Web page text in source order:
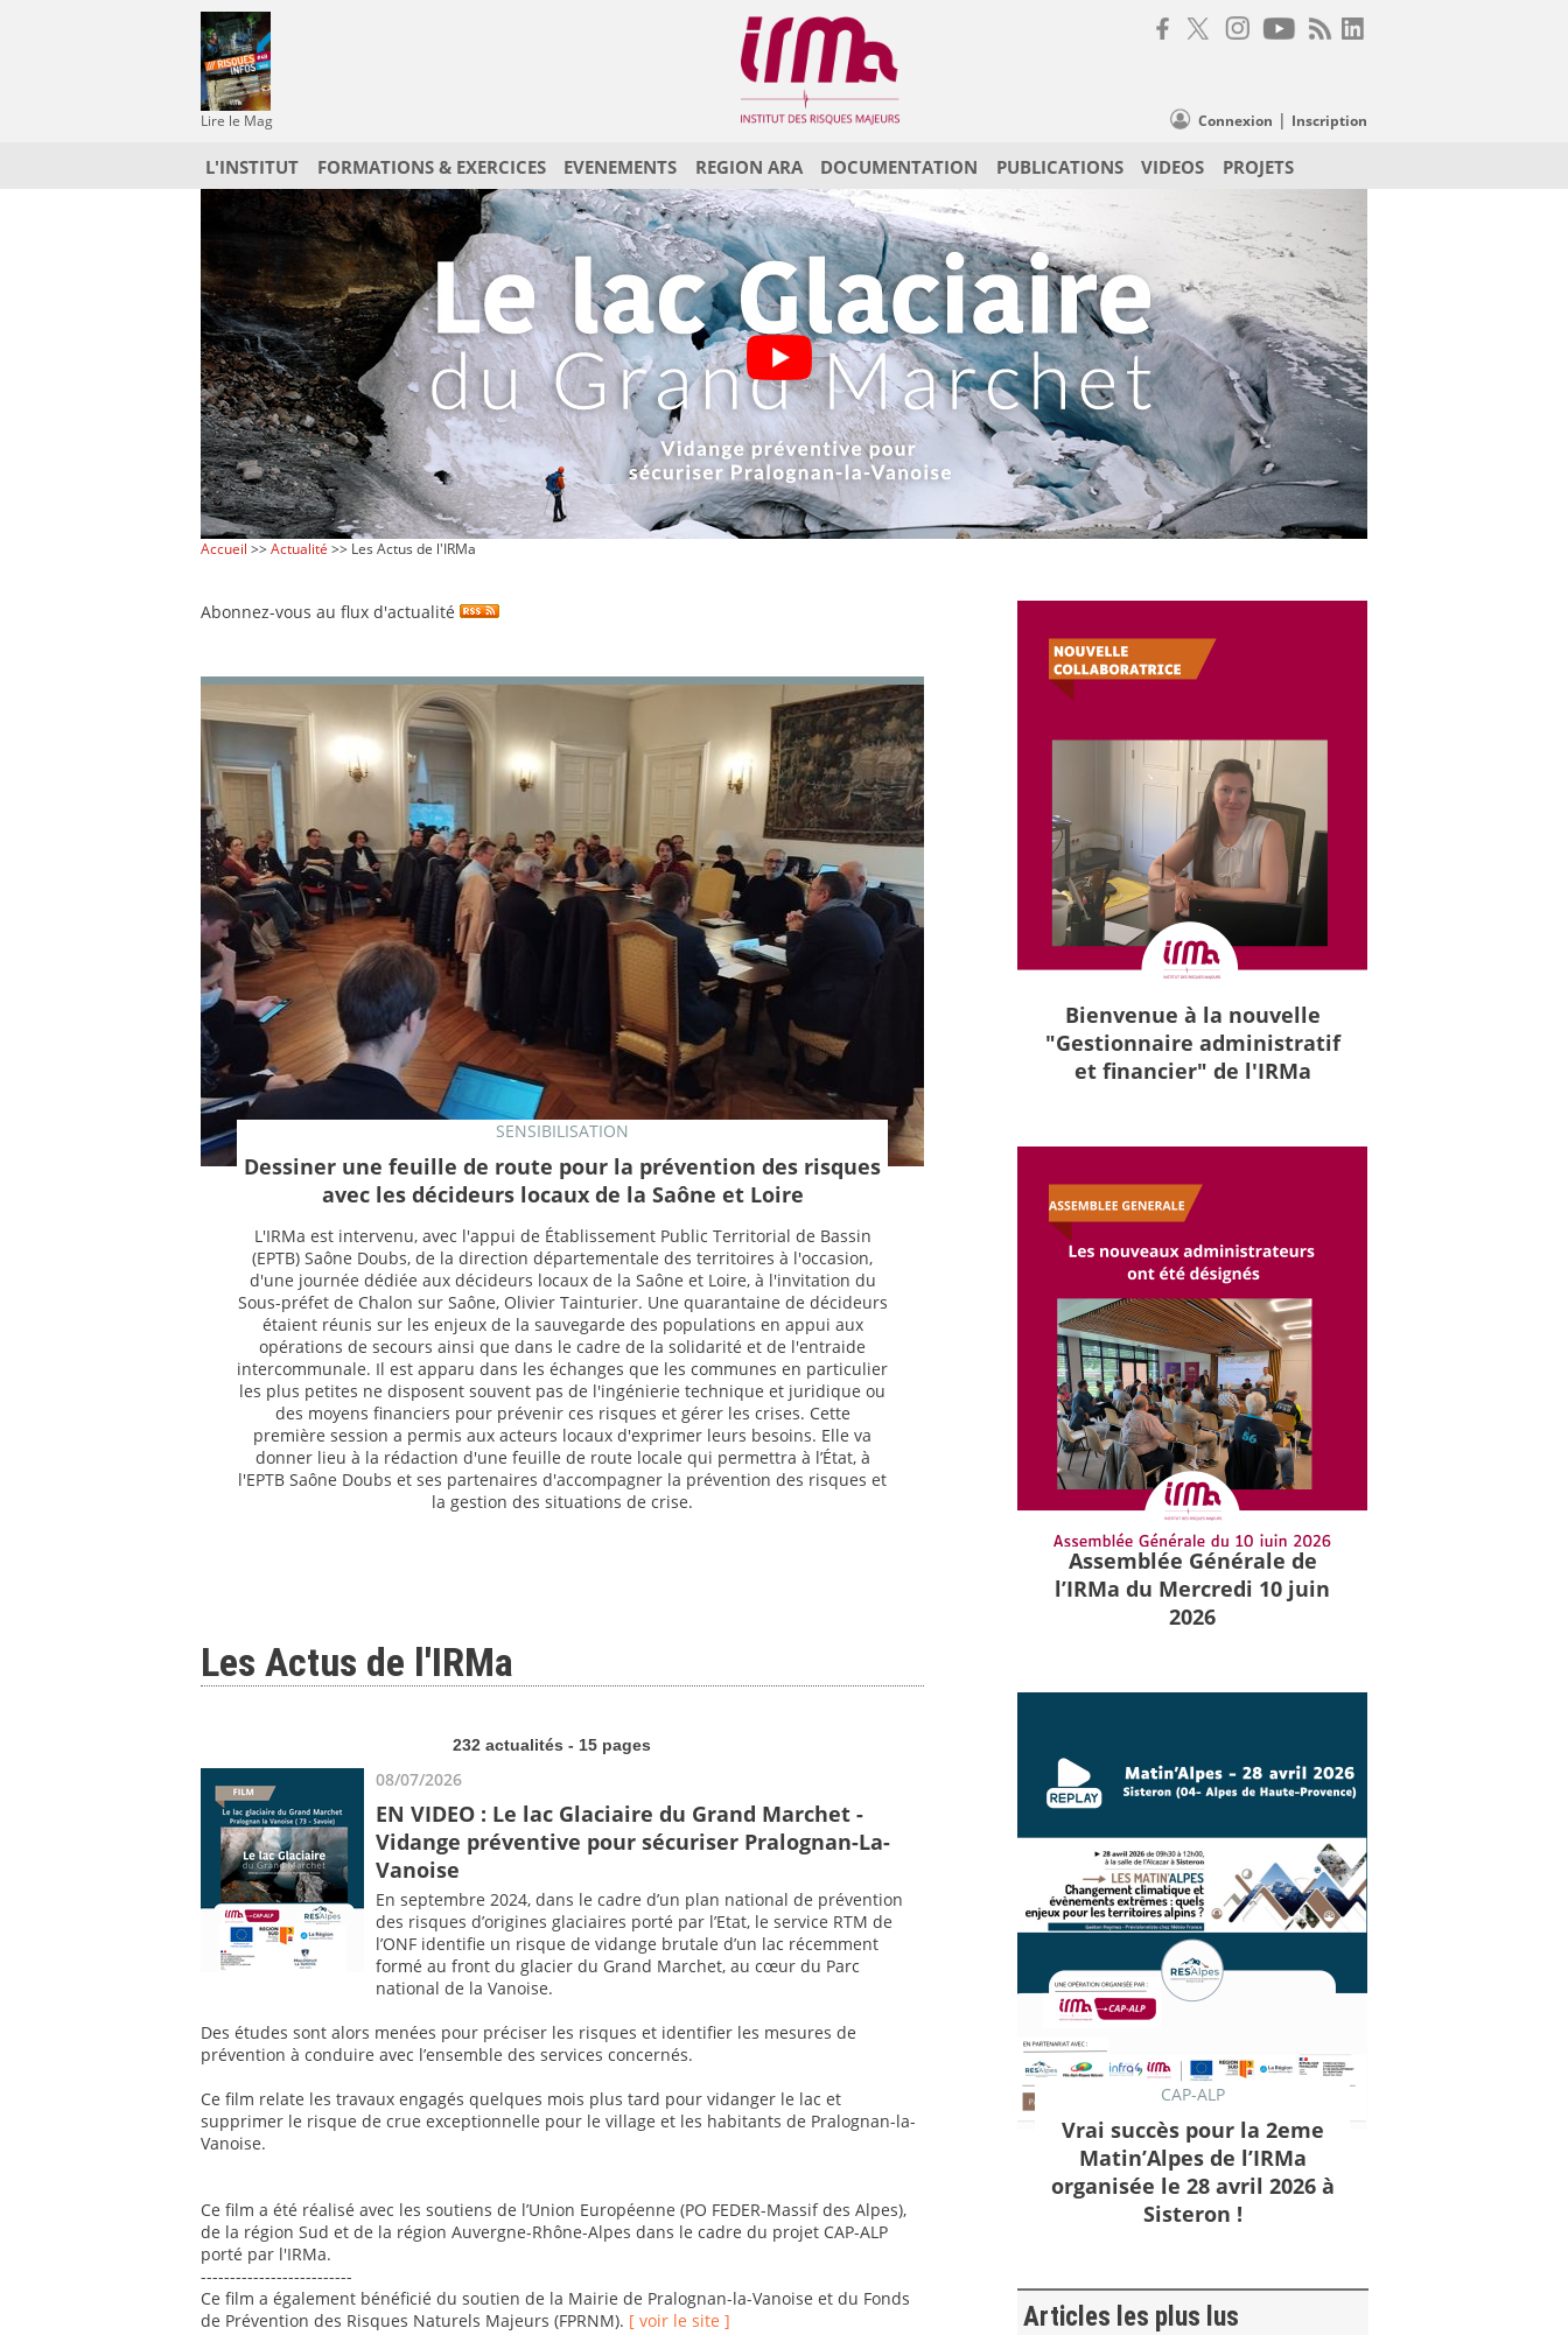
Lire le Mag Connexion | Inscription
L'INSTITUT FORMATIONS & EXERCICES EVENEMENTS REGION ARA DOCUMENTATION PUBLICATIONS VIDEOS PROJETS
Accueil >>Actualité >> Les Actus de l'IRMa
Abonnez-vous au flux d'actualité
SENSIBILISATION
Dessiner une feuille de route pour la prévention des risques
avec les décideurs locaux de la Saône et Loire
L'IRMa est intervenu, avec l'appui de Établissement Public Territorial de Bassin
(EPTB) Saône Doubs, de la direction départementale des territoires à l'occasion,
d'une journée dédiée aux décideurs locaux de la Saône et Loire, à l'invitation du
Sous-préfet de Chalon sur Saône, Olivier Tainturier. Une quarantaine de décideurs
étaient réunis sur les enjeux de la sauvegarde des populations en appui aux
opérations de secours ainsi que dans le cadre de la solidarité et de l'entraide
intercommunale. Il est apparu dans les échanges que les communes en particulier
les plus petites ne disposent souvent pas de l'ingénierie technique et juridique ou
des moyens financiers pour prévenir ces risques et gérer les crises. Cette
première session a permis aux acteurs locaux d'exprimer leurs besoins. Elle va
donner lieu à la rédaction d'une feuille de route locale qui permettra à l’État, à
l'EPTB Saône Doubs et ses partenaires d'accompagner la prévention des risques et
la gestion des situations de crise.
Les Actus de l'IRMa
232 actualités - 15 pages
08/07/2026
EN VIDEO : Le lac Glaciaire du Grand Marchet -
Vidange préventive pour sécuriser Pralognan-La-
Vanoise
En septembre 2024, dans le cadre d’un plan national de prévention
des risques d’origines glaciaires porté par l’Etat, le service RTM de
l’ONF identifie un risque de vidange brutale d’un lac récemment
formé au front du glacier du Grand Marchet, au cœur du Parc
national de la Vanoise.
Des études sont alors menées pour préciser les risques et identifier les mesures de
prévention à conduire avec l’ensemble des services concernés.
Ce film relate les travaux engagés quelques mois plus tard pour vidanger le lac et
supprimer le risque de crue exceptionnelle pour le village et les habitants de Pralognan-la-
Vanoise.
Ce film a été réalisé avec les soutiens de l’Union Européenne (PO FEDER-Massif des Alpes),
de la région Sud et de la région Auvergne-Rhône-Alpes dans le cadre du projet CAP-ALP
porté par l'IRMa.
--------------------------
Ce film a également bénéficié du soutien de la Mairie de Pralognan-la-Vanoise et du Fonds
de Prévention des Risques Naturels Majeurs (FPRNM). [ voir le site ]
Bienvenue à la nouvelle
"Gestionnaire administratif
et financier" de l'IRMa
Assemblée Générale de
l’IRMa du Mercredi 10 juin
2026
CAP-ALP
Vrai succès pour la 2eme
Matin’Alpes de l’IRMa
organisée le 28 avril 2026 à
Sisteron !
Articles les plus lus